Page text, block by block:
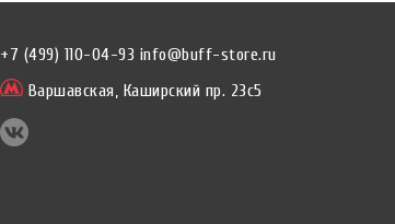
+7 (499) 110-04-93 info@buff-store.ru
Варшавская, Каширский пр. 23с5